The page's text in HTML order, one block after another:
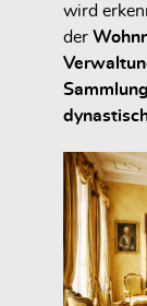
wird
der